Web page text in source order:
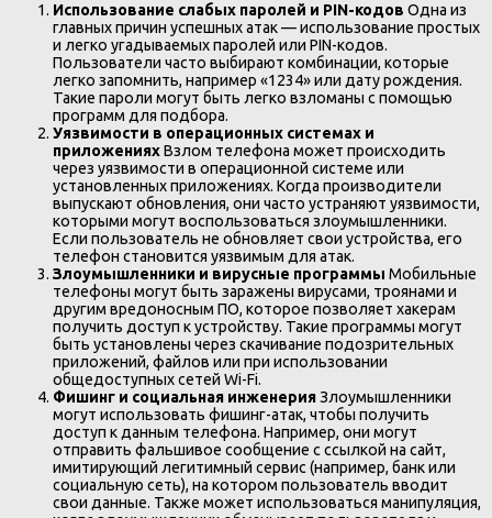
Использование слабых паролей и PIN-кодов Одна из
главных причин успешных атак — использование простых
и легко угадываемых паролей или PIN-кодов.
Пользователи часто выбирают комбинации, которые
легко запомнить, например «1234» или дату рождения.
Такие пароли могут быть легко взломаны с помощью
программ для подбора.
Уязвимости в операционных системах и
приложенияхВзлом телефона может происходить
через уязвимости в операционной системе или
установленных приложениях. Когда производители
выпускают обновления, они часто устраняют уязвимости,
которыми могут воспользоваться злоумышленники.
Если пользователь не обновляет свои устройства, его
телефон становится уязвимым для атак.
Злоумышленники и вирусные программы Мобильные
телефоны могут быть заражены вирусами, троянами и
другим вредоносным ПО, которое позволяет хакерам
получить доступ к устройству. Такие программы могут
быть установлены через скачивание подозрительных
приложений, файлов или при использовании
общедоступных сетей Wi-Fi.
Фишинг и социальная инженерияЗлоумышленники
могут использовать фишинг-атак, чтобы получить
доступ к данным телефона. Например, они могут
отправить фальшивое сообщение с ссылкой на сайт,
имитирующий легитимный сервис (например, банк или
социальную сеть), на котором пользователь вводит
свои данные. Также может использоваться манипуляция,